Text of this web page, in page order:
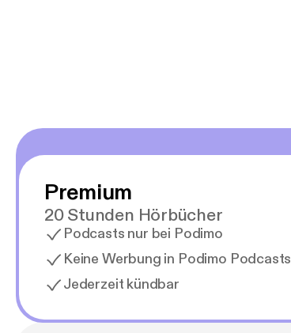
Premium
20 Stunden Hörbücher
Podcasts nur bei Podimo
Keine Werbung in Podimo Podcasts
Jederzeit kündbar